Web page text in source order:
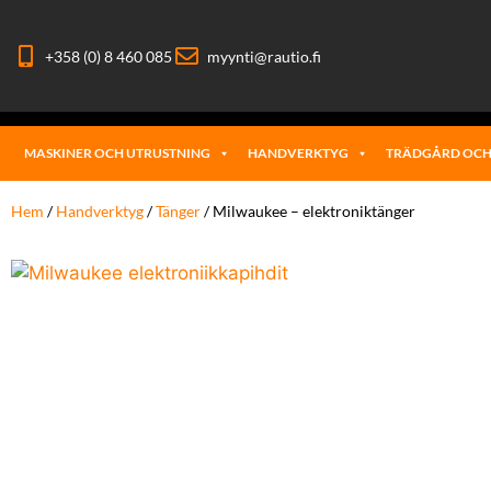
+358 (0) 8 460 085 myynti@rautio.fi
MASKINER OCH UTRUSTNING HANDVERKTYG TRÄDGÅRD
Hem /Handverktyg/Tänger/ Milwaukee – elektronik­tänger